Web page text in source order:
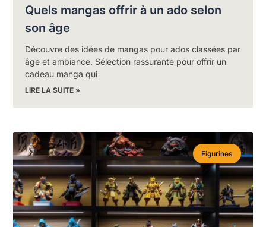
Quels mangas offrir à un ado selon
son âge
Découvre des idées de mangas pour ados classées par
âge et ambiance. Sélection rassurante pour offrir un
cadeau manga qui
LIRE LA SUITE »
Figurines